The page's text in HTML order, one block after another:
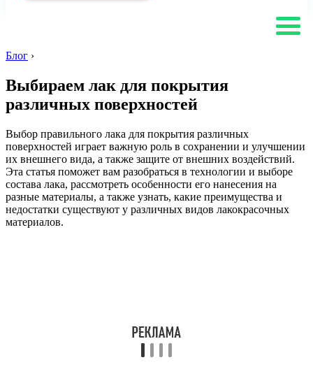
Блог ›
Выбираем лак для покрытия
различных поверхностей
Выбор правильного лака для покрытия различных
поверхностей играет важную роль в сохранении и улучшении
их внешнего вида, а также защите от внешних воздействий.
Эта статья поможет вам разобраться в технологии и выборе
состава лака, рассмотреть особенности его нанесения на
разные материалы, а также узнать, какие преимущества и
недостатки существуют у различных видов лакокрасочных
материалов.